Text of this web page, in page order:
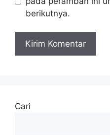
berikutnya.
Cari